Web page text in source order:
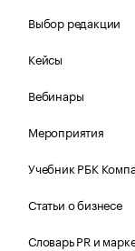
Выбор редакции
Кейсы
Вебинары
Мероприятия
Учебник РБК
Статьи о бизнесе
Словарь PR и